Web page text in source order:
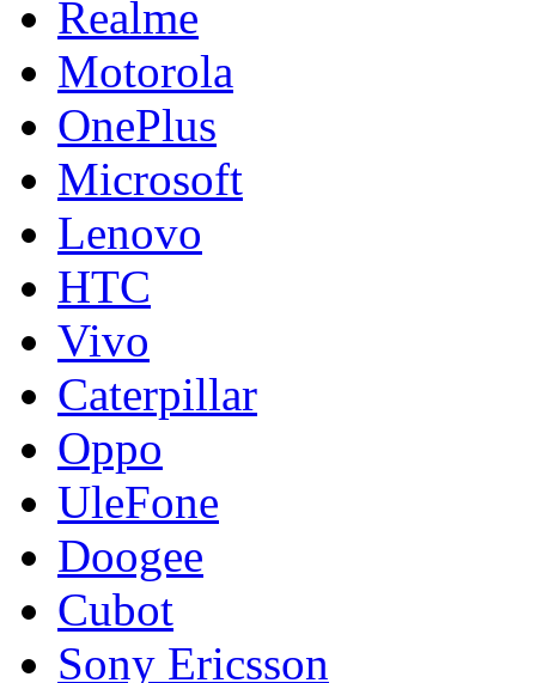
Realme
Motorola
OnePlus
Microsoft
Lenovo
HTC
Vivo
Caterpillar
Oppo
UleFone
Doogee
Cubot
Sony Ericsson